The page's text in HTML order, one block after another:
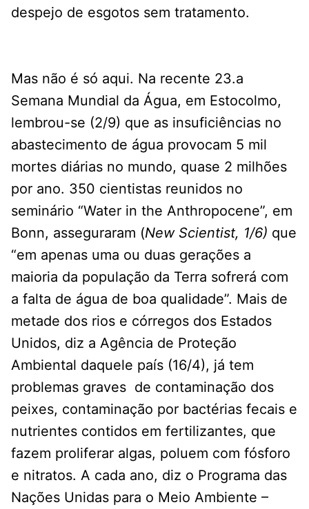
despejo de esgotos sem tratamento.
Mas não é só aqui. Na recente 23.a
Semana Mundial da Água, em Estocolmo,
lembrou-se (2/9) que as insuficiências no
abastecimento de água provocam 5 mil
mortes diárias no mundo, quase 2 milhões
por ano. 350 cientistas reunidos no
seminário “Water in the Anthropocene”, em
Bonn, asseguraram (New Scientist, 1/6) que
“em apenas uma ou duas gerações a
maioria da população da Terra sofrerá com
a falta de água de boa qualidade”. Mais de
metade dos rios e córregos dos Estados
Unidos, diz a Agência de Proteção
Ambiental daquele país (16/4), já tem
problemas graves de contaminação dos
peixes, contaminação por bactérias fecais e
nutrientes contidos em fertilizantes, que
fazem proliferar algas, poluem com fósforo
e nitratos. A cada ano, diz o Programa das
Nações Unidas para o Meio Ambiente –